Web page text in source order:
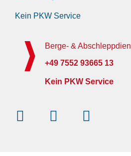
Kein PKW Service
Berge- &
+49 7552 93665 13
Kein PKW Service
InstagramFacebook-
f